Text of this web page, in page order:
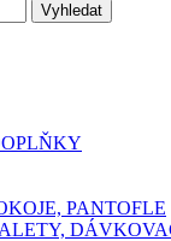
Vyhledat
PANTOFLE